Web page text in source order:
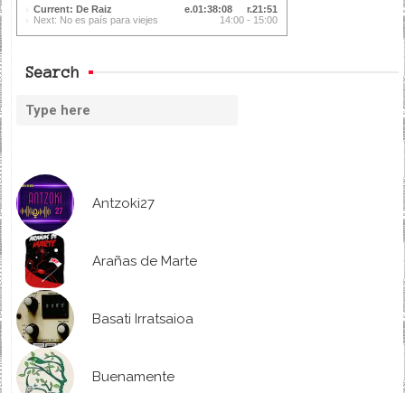
Current: De Raiz 01:38:09
21:50
Next: No es país para viejes
14:00 - 15:00
Search
Antzoki27
Arañas de Marte
Basati Irratsaioa
Buenamente